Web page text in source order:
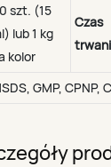
szt. (15
lub 1 kg
kolor
Czas
GMP, CPNP,